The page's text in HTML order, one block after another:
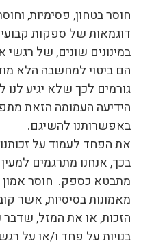
חוסר בטחון, פסימיות,
דוגמאות של ספקות
במינונים שונים, של
הם ביטוי למחשבה הלא
גורמים לכך שלא יגיע
הידיעה העמומה הזאת
באפשרותנו להשיגם.
את הפחד לעמוד על
בכך, אנחנו מתרגמים
מתבטא כספק. חוסר אמון
מאמונות בסיסיות, אשר
הזכות, או את המזל,
בנויות על פחד ו/או על